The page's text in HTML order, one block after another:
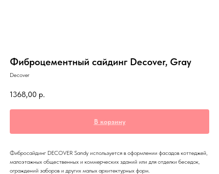
Фиброцементный сайдинг Decover, Gray
Decover
1368,00 р.
В корзину
Фибросайдинг DECOVER Sandy используется в оформлении фасадов коттеджей,
малоэтажных общественных и коммерческих зданий или для отделки беседок,
ограждений заборов и других малых архитектурных форм.